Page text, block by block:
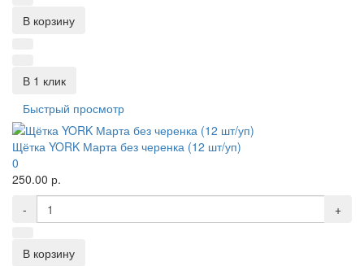
В корзину
В 1 клик
Быстрый просмотр
Щётка YORK Марта без черенка (12 шт/уп)
0
250.00 р.
-
+
В корзину